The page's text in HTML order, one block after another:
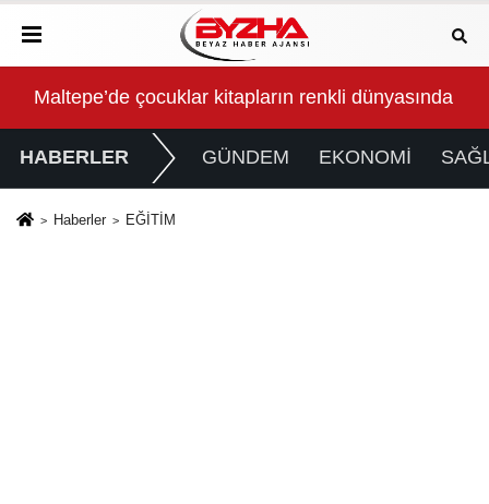
çocuklar kitapların renkli dünyasında buluştu
HABERLER GÜNDEM EKONOMİ
Haberler EĞİTİM